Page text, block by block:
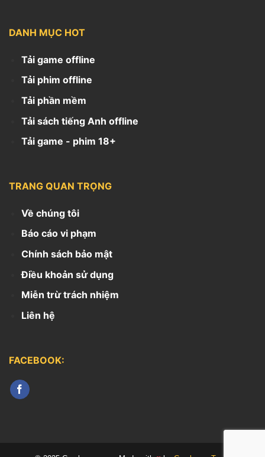
DANH MỤC HOT
Tải game offline
Tải phim offline
Tải phần mềm
Tải sách tiếng Anh offline
Tải game - phim 18+
TRANG QUAN TRỌNG
Về chúng tôi
Báo cáo vi phạm
Chính sách bảo mật
Điều khoản sử dụng
Miễn trừ trách nhiệm
Liên hệ
FACEBOOK: